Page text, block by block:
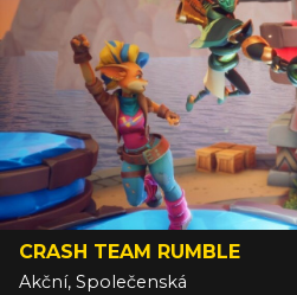
CRASH TEAM RUMBLE
Akční, Společenská